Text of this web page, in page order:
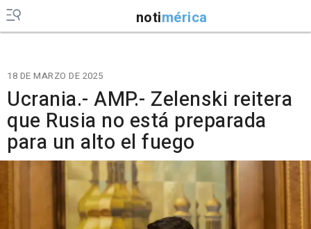
notimérica
18 DE MARZO DE 2025
Ucrania.- AMP.- Zelenski reitera
que Rusia no está preparada
para un alto el fuego